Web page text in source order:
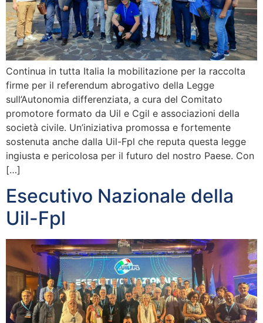
Continua in tutta Italia la mobilitazione per la raccolta
firme per il referendum abrogativo della Legge
sull’Autonomia differenziata, a cura del Comitato
promotore formato da Uil e Cgil e associazioni della
società civile. Un’iniziativa promossa e fortemente
sostenuta anche dalla Uil-Fpl che reputa questa legge
ingiusta e pericolosa per il futuro del nostro Paese. Con
[…]
Esecutivo Nazionale della
Uil-Fpl